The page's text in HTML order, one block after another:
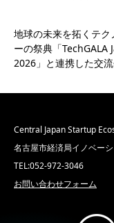
地球の未来を拓くテク
ーの祭典「TechGALA
2026」と連携した交
Central Japan Startup
名古屋市経済局イノベー
TEL:052-972-3046
お問い合わせフォーム